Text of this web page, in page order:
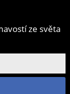
ze světa